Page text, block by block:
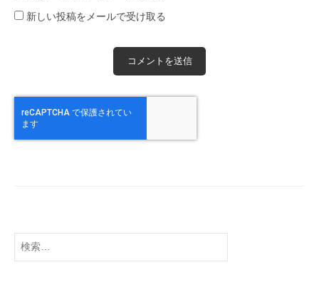
新しい投稿をメールで受け取る
検